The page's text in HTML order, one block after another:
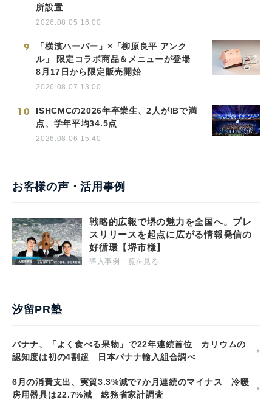
所設置
2026.08.05 16:00
9
「横濱ハーバー」×「柳原良平 アンク
ル」 限定コラボ商品＆メニューが登場
8月17日から限定販売開始
2026.08.07 13:00
10
ISHCMCの2026年卒業生、2人がIBで満
点、学年平均34.5点
2026.08.06 15:40
お客様の声・活用事例
戦略的広報で堺の魅力を全国へ。プレ
スリリースを起点に広がる情報発信の
好循環【堺市様】
導入事例一覧を見る
汐留PR塾
バナナ、「よく食べる果物」で22年連続首位 カリウムの
認知度は初の4割超 日本バナナ輸入組合調べ
6月の消費支出、実質3.3%減で7か月連続のマイナス 冷暖
房用器具は22.7%減 総務省家計調査